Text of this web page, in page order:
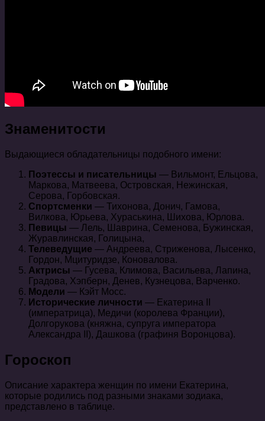
Знаменитости
Выдающиеся обладательницы подобного имени:
Поэтессы и писательницы — Вильмонт, Ельцова,
Маркова, Матвеева, Островская, Нежинская,
Серова, Горбовская.
Спортсменки — Тихонова, Донич, Гамова,
Вилкова, Юрьева, Хураськина, Шихова, Юрлова.
Певицы — Лель, Шаврина, Семенова, Бужинская,
Журавлинская, Голицына,
Телеведущие — Андреева, Стриженова, Лысенко,
Гордон, Мцитуридзе, Коновалова.
Актрисы — Гусева, Климова, Васильева, Лапина,
Градова, Хэпберн, Денев, Кузнецова, Варченко.
Модели — Кэйт Мосс.
Исторические личности — Екатерина II
(императрица), Медичи (королева Франции),
Долгорукова (княжна, супруга императора
Александра II), Дашкова (графиня Воронцова).
Гороскоп
Описание характера женщин по имени Екатерина,
которые родились под разными знаками зодиака,
представлено в таблице.